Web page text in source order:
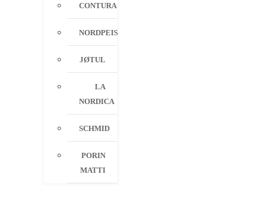
CONTURA
NORDPEIS
JØTUL
LA
NORDICA
SCHMID
PORIN
MATTI